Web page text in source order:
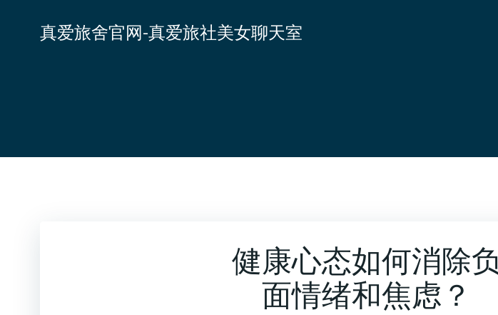
真爱旅舍官网-真爱旅社美女聊天室
健康心态如何消除负
面情绪和焦虑？